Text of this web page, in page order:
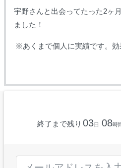
宇野さんと出会ってたった2ヶ
ました！
※あくまで個人に実績です。
終了まで残り 03日 08時